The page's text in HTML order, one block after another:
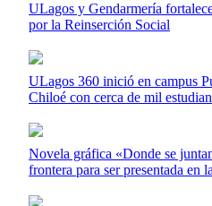
ULagos y Gendarmería
por la Reinserción Social
ULagos 360 inició en campus
Chiloé con cerca de mil
Novela gráfica «Donde se
frontera para ser presentada en